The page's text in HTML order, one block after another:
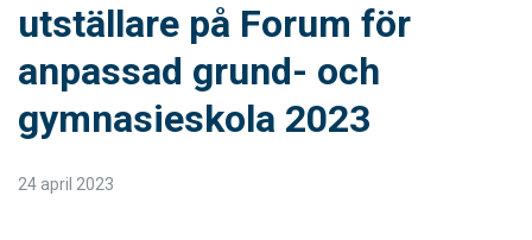
utställare på Forum för
anpassad grund- och
gymnasieskola 2023
24 april 2023